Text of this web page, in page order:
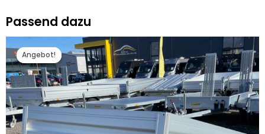
…
2513
Menge
Passend dazu
Angebot!
Angebot!
Ursprünglicher
Preis
war:
2.590,00 €
Aktueller
Preis
ist:
2.285,00 €.